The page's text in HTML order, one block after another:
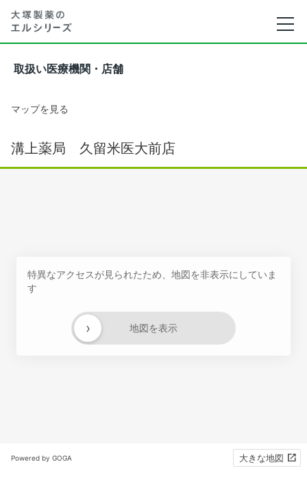
取扱い医療機関・店舗
マップを見る
溝上薬局 久留米医大前店
特異なアクセスが見られたため、地図を非表示にしていま
す
地図を表示
›
Powered by GOGA 大きな地図